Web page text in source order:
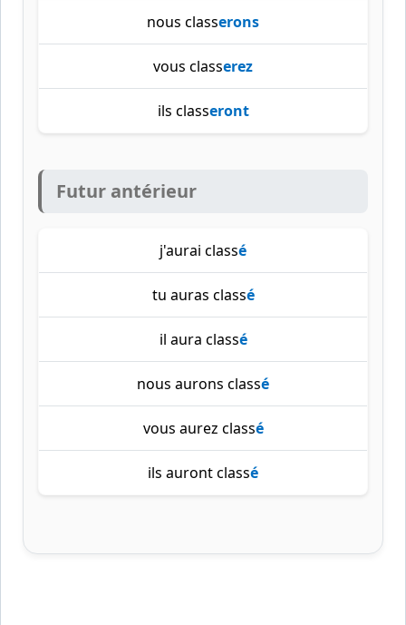
nous classerons
vous classerez
ils classeront
Futur antérieur
j'aurai classé
tu auras classé
il aura classé
nous aurons classé
vous aurez classé
ils auront classé